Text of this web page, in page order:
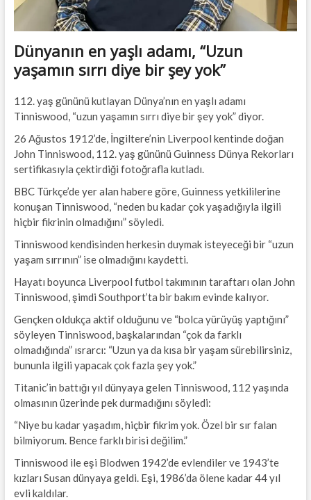
Dünyanın en yaşlı adamı, “Uzun
yaşamın sırrı diye bir şey yok”
112. yaş gününü kutlayan Dünya’nın en yaşlı adamı
Tinniswood, “uzun yaşamın sırrı diye bir şey yok” diyor.
26 Ağustos 1912’de, İngiltere’nin Liverpool kentinde doğan
John Tinniswood, 112. yaş gününü Guinness Dünya Rekorları
sertifikasıyla çektirdiği fotoğrafla kutladı.
BBC Türkçe’de yer alan habere göre, Guinness yetkililerine
konuşan Tinniswood, “neden bu kadar çok yaşadığıyla ilgili
hiçbir fikrinin olmadığını” söyledi.
Tinniswood kendisinden herkesin duymak isteyeceği bir “uzun
yaşam sırrının” ise olmadığını kaydetti.
Hayatı boyunca Liverpool futbol takımının taraftarı olan John
Tinniswood, şimdi Southport’ta bir bakım evinde kalıyor.
Gençken oldukça aktif olduğunu ve “bolca yürüyüş yaptığını”
söyleyen Tinniswood, başkalarından “çok da farklı
olmadığında” ısrarcı: “Uzun ya da kısa bir yaşam sürebilirsiniz,
bununla ilgili yapacak çok fazla şey yok.”
Titanic’in battığı yıl dünyaya gelen Tinniswood, 112 yaşında
olmasının üzerinde pek durmadığını söyledi:
“Niye bu kadar yaşadım, hiçbir fikrim yok. Özel bir sır falan
bilmiyorum. Bence farklı birisi değilim.”
Tinniswood ile eşi Blodwen 1942’de evlendiler ve 1943’te
kızları Susan dünyaya geldi. Eşi, 1986’da ölene kadar 44 yıl
evli kaldılar.